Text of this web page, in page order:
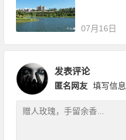
07月16日
发表评论
匿名网友 填写信息